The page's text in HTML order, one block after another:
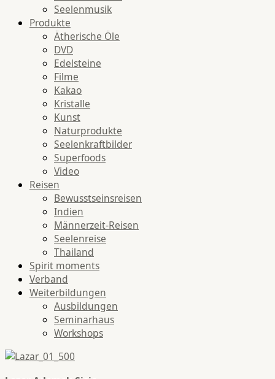
Seelenmusik
Produkte
Ätherische Öle
DVD
Edelsteine
Filme
Kakao
Kristalle
Kunst
Naturprodukte
Seelenkraftbilder
Superfoods
Video
Reisen
Bewusstseinsreisen
Indien
Männerzeit-Reisen
Seelenreise
Thailand
Spirit moments
Verband
Weiterbildungen
Ausbildungen
Seminarhaus
Workshops